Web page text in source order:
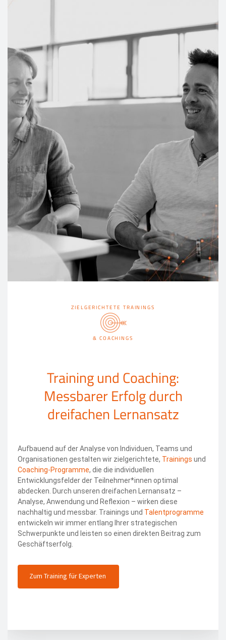
ZIELGERICHTETE TRAININGS
& COACHINGS
Training und Coaching:
Messbarer Erfolg durch
dreifachen Lernansatz
Aufbauend auf der Analyse von Individuen, Teams und
Organisationen gestalten wir zielgerichtete, Trainings und
Coaching-Programme, die die individuellen
Entwicklungsfelder der Teilnehmer*innen optimal
abdecken. Durch unseren dreifachen Lernansatz –
Analyse, Anwendung und Reflexion – wirken diese
nachhaltig und messbar. Trainings und Talentprogramme
entwickeln wir immer entlang Ihrer strategischen
Schwerpunkte und leisten so einen direkten Beitrag zum
Geschäftserfolg.
Zum Training für Experten